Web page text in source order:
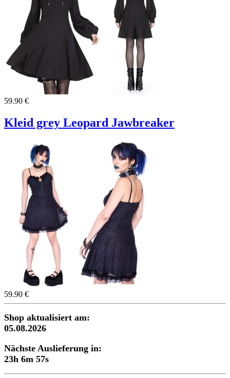
59.90 €
Kleid grey Leopard Jawbreaker
59.90 €
Shop aktualisiert am:
05.08.2026
Nächste Auslieferung in:
23h 6m 57s